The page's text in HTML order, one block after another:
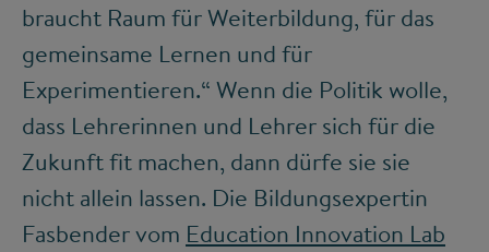
braucht Raum für Weiterbildung, für das
gemeinsame Lernen und für
Experimentieren.“ Wenn die Politik wolle,
dass Lehrerinnen und Lehrer sich für die
Zukunft fit machen, dann dürfe sie sie
nicht allein lassen. Die Bildungsexpertin
Fasbender vom Education Innovation Lab